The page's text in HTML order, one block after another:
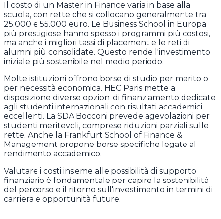
Il costo di un Master in Finance varia in base alla
scuola, con rette che si collocano generalmente tra
25.000 e 55.000 euro. Le Business School in Europa
più prestigiose hanno spesso i programmi più costosi,
ma anche i migliori tassi di placement e le reti di
alumni più consolidate. Questo rende l'investimento
iniziale più sostenibile nel medio periodo.
Molte istituzioni offrono borse di studio per merito o
per necessità economica. HEC Paris mette a
disposizione diverse opzioni di finanziamento dedicate
agli studenti internazionali con risultati accademici
eccellenti. La SDA Bocconi prevede agevolazioni per
studenti meritevoli, comprese riduzioni parziali sulle
rette. Anche la Frankfurt School of Finance &
Management propone borse specifiche legate al
rendimento accademico.
Valutare i costi insieme alle possibilità di supporto
finanziario è fondamentale per capire la sostenibilità
del percorso e il ritorno sull'investimento in termini di
carriera e opportunità future.